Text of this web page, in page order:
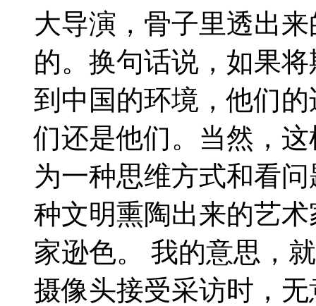
大导演，骨子里透出
的。换句话说，如果
到中国的环境，他们
们还是他们。当然，
为一种思维方式和看
种文明熏陶出来的艺
家逊色。 我的意思，
摄像头接受采访时，